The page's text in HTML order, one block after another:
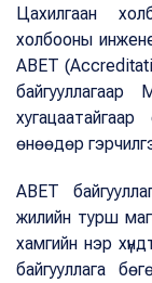
Цахилгаан
холбооны
ABET
өнөөдөр
ABET
жилийн турш
хамгийн нэр
байгууллага